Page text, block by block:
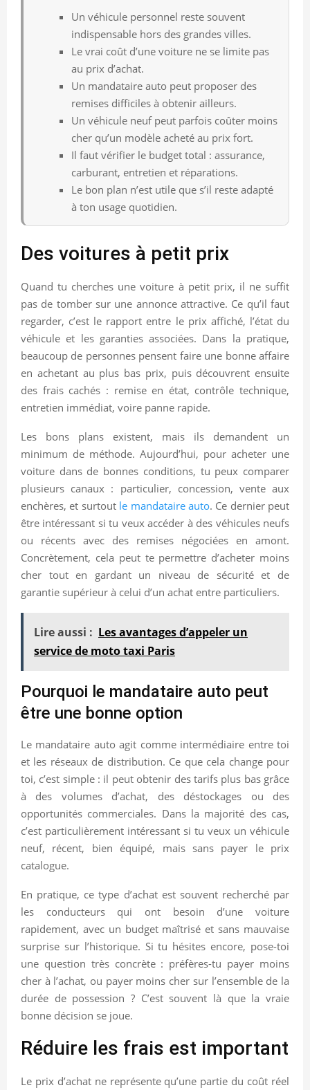
Un véhicule personnel reste souvent
indispensable hors des grandes villes.
Le vrai coût d’une voiture ne se limite pas
au prix d’achat.
Un mandataire auto peut proposer des
remises difficiles à obtenir ailleurs.
Un véhicule neuf peut parfois coûter moins
cher qu’un modèle acheté au prix fort.
Il faut vérifier le budget total : assurance,
carburant, entretien et réparations.
Le bon plan n’est utile que s’il reste adapté
à ton usage quotidien.
Des voitures à petit prix
Quand tu cherches une voiture à petit prix, il ne suffit
pas de tomber sur une annonce attractive. Ce qu’il faut
regarder, c’est le rapport entre le prix affiché, l’état du
véhicule et les garanties associées. Dans la pratique,
beaucoup de personnes pensent faire une bonne affaire
en achetant au plus bas prix, puis découvrent ensuite
des frais cachés : remise en état, contrôle technique,
entretien immédiat, voire panne rapide.
Les bons plans existent, mais ils demandent un
minimum de méthode. Aujourd’hui, pour acheter une
voiture dans de bonnes conditions, tu peux comparer
plusieurs canaux : particulier, concession, vente aux
enchères, et surtout le mandataire auto. Ce dernier peut
être intéressant si tu veux accéder à des véhicules neufs
ou récents avec des remises négociées en amont.
Concrètement, cela peut te permettre d’acheter moins
cher tout en gardant un niveau de sécurité et de
garantie supérieur à celui d’un achat entre particuliers.
Lire aussi : Les avantages d’appeler un
service de moto taxi Paris
Pourquoi le mandataire auto peut
être une bonne option
Le mandataire auto agit comme intermédiaire entre toi
et les réseaux de distribution. Ce que cela change pour
toi, c’est simple : il peut obtenir des tarifs plus bas grâce
à des volumes d’achat, des déstockages ou des
opportunités commerciales. Dans la majorité des cas,
c’est particulièrement intéressant si tu veux un véhicule
neuf, récent, bien équipé, mais sans payer le prix
catalogue.
En pratique, ce type d’achat est souvent recherché par
les conducteurs qui ont besoin d’une voiture
rapidement, avec un budget maîtrisé et sans mauvaise
surprise sur l’historique. Si tu hésites encore, pose-toi
une question très concrète : préfères-tu payer moins
cher à l’achat, ou payer moins cher sur l’ensemble de la
durée de possession ? C’est souvent là que la vraie
bonne décision se joue.
Réduire les frais est important
Le prix d’achat ne représente qu’une partie du coût réel